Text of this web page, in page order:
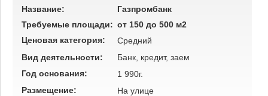
Название:
Газпромбанк
Требуемые площади: от 150 до 500 м2
Ценовая категория:
Средний
Вид деятельности:
Банк, кредит, заем
Год основания:
1 990г.
Размещение:
На улице